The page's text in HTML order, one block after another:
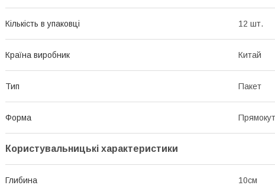
Кількість в упаковці 12 шт.
Країна виробник Китай
Тип Пакет
Форма
Користувальницькі характеристики
Глибина 10см